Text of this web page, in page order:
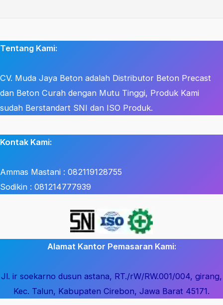
Tentang Kami:
CV. Muda Jaya Beton adalah Distributor Beton Precast
dan Beton Curah dengan Mutu Tinggi, Produk Kami
sudah Berstandart SNI dan ISO Produk.
Kontak Kami:
Ammas Mastani : 082119128755
Sodikin : 081214777939
Alamat Kantor Pemasaran Kami:
Jl. ir soekarno dusun astana, RT./rW/RW.001/004, girang,
Kec. Talun, Kabupaten Cirebon, Jawa Barat 45171.